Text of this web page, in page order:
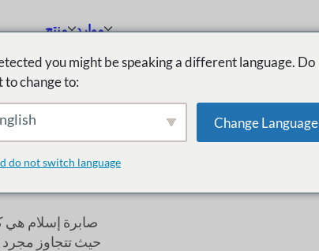
منتج موارد
صابرة إسلام
you might be speaking a different language. Do
to change to:
Change Language
do not switch language